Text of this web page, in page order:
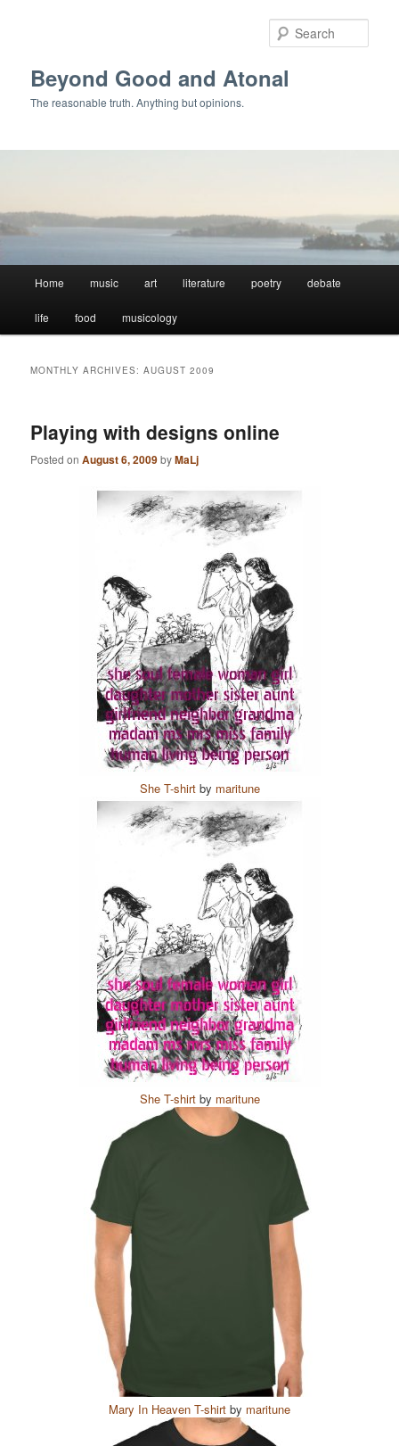
Beyond Good and Atonal
The reasonable truth. Anything but opinions.
Home music art literature poetry debate
life food musicology
MONTHLY ARCHIVES:AUGUST 2009
Playing with designs online
Posted onAugust 6, 2009byMaLj
She T-shirtby maritune
She T-shirtby maritune
Mary In Heaven T-shirt by maritune